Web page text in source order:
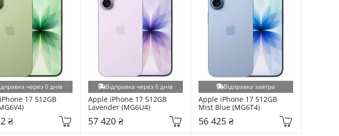
через 6 днів
17 512GB
₴
Відправка через 6 днів
Apple iPhone 17 512GB
Lavender (MG6U4)
57 420 ₴
Відправка завтра
Apple iPhone 17 512GB
Mist Blue (MG6T4)
56 425 ₴